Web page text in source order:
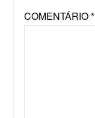
COMENTÁRIO*